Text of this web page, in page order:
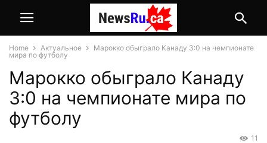
Home Актуальное
Марокко обыграло Канаду 3:0 на чемпионате
мира по футболу
Марокко обыграло Канаду
3:0 на чемпионате мира по
футболу
11